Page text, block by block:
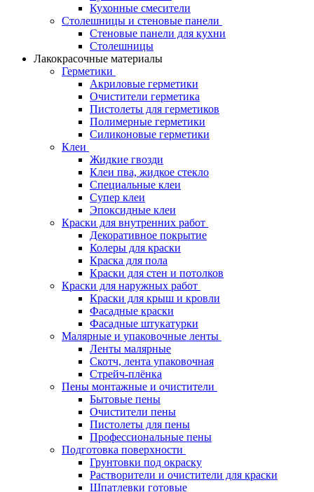
Кухонные смесители
Столешницы и стеновые панели
Стеновые панели для кухни
Столешницы
Лакокрасочные материалы
Герметики
Акриловые герметики
Очистители герметика
Пистолеты для герметиков
Полимерные герметики
Силиконовые герметики
Клеи
Жидкие гвозди
Клеи пва, жидкое стекло
Специальные клеи
Супер клеи
Эпоксидные клеи
Краски для внутренних работ
Декоративное покрытие
Колеры для краски
Краска для пола
Краски для стен и потолков
Краски для наружных работ
Краски для крыш и кровли
Фасадные краски
Фасадные штукатурки
Малярные и упаковочные ленты
Ленты малярные
Скотч, лента упаковочная
Стрейч-плёнка
Пены монтажные и очистители
Бытовые пены
Очистители пены
Пистолеты для пены
Профессиональные пены
Подготовка поверхности
Грунтовки под окраску
Растворители и очистители для краски
Шпатлевки готовые